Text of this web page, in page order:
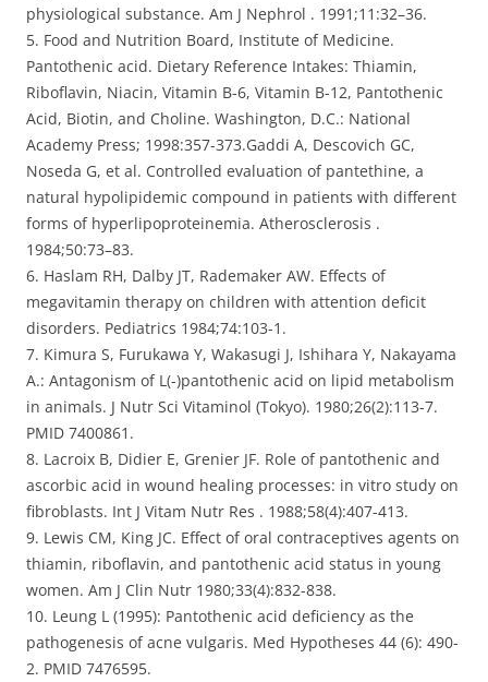
physiological substance. Am J Nephrol . 1991;11:32–36.
5. Food and Nutrition Board, Institute of Medicine.
Pantothenic acid. Dietary Reference Intakes: Thiamin,
Riboflavin, Niacin, Vitamin B-6, Vitamin B-12, Pantothenic
Acid, Biotin, and Choline. Washington, D.C.: National
Academy Press; 1998:357-373.Gaddi A, Descovich GC,
Noseda G, et al. Controlled evaluation of pantethine, a
natural hypolipidemic compound in patients with different
forms of hyperlipoproteinemia. Atherosclerosis .
1984;50:73–83.
6. Haslam RH, Dalby JT, Rademaker AW. Effects of
megavitamin therapy on children with attention deficit
disorders. Pediatrics 1984;74:103-1.
7. Kimura S, Furukawa Y, Wakasugi J, Ishihara Y, Nakayama
A.: Antagonism of L(-)pantothenic acid on lipid metabolism
in animals. J Nutr Sci Vitaminol (Tokyo). 1980;26(2):113-7.
PMID 7400861.
8. Lacroix B, Didier E, Grenier JF. Role of pantothenic and
ascorbic acid in wound healing processes: in vitro study on
fibroblasts. Int J Vitam Nutr Res . 1988;58(4):407-413.
9. Lewis CM, King JC. Effect of oral contraceptives agents on
thiamin, riboflavin, and pantothenic acid status in young
women. Am J Clin Nutr 1980;33(4):832-838.
10. Leung L (1995): Pantothenic acid deficiency as the
pathogenesis of acne vulgaris. Med Hypotheses 44 (6): 490-
2. PMID 7476595.